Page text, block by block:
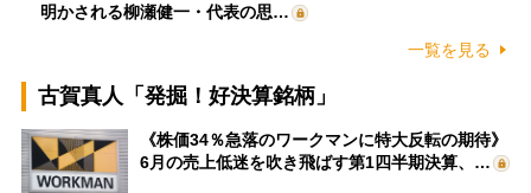
明かされる柳瀬健一・代表の思…
一覧を見る
古賀真人「発掘！好決算銘柄」
《株価34％急落のワークマンに特大反転の期待》
6月の売上低迷を吹き飛ばす第1四半期決算、…